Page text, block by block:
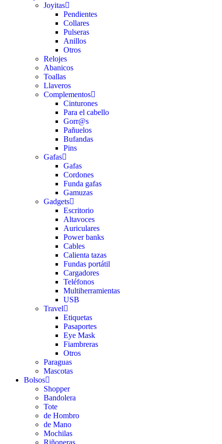
Joyitas
Pendientes
Collares
Pulseras
Anillos
Otros
Relojes
Abanicos
Toallas
Llaveros
Complementos
Cinturones
Para el cabello
Gorr@s
Pañuelos
Bufandas
Pins
Gafas
Gafas
Cordones
Funda gafas
Gamuzas
Gadgets
Escritorio
Altavoces
Auriculares
Power banks
Cables
Calienta tazas
Fundas portátil
Cargadores
Teléfonos
Multiherramientas
USB
Travel
Etiquetas
Pasaportes
Eye Mask
Fiambreras
Otros
Paraguas
Mascotas
Bolsos
Shopper
Bandolera
Tote
de Hombro
de Mano
Mochilas
Riñoneras